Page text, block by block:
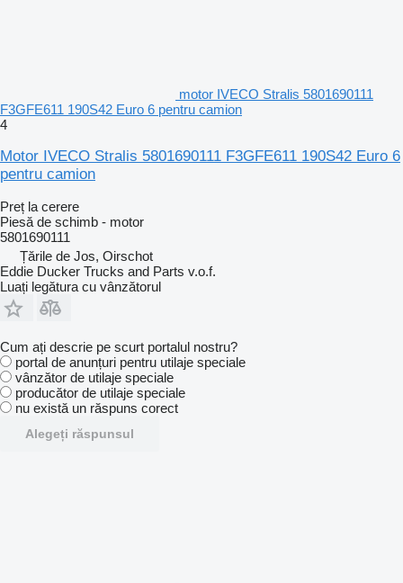
motor IVECO Stralis 5801690111
F3GFE611 190S42 Euro 6 pentru camion
4
Motor IVECO Stralis 5801690111 F3GFE611 190S42 Euro 6
pentru camion
Preț la cerere
Piesă de schimb - motor
5801690111
Țările de Jos, Oirschot
Eddie Ducker Trucks and Parts v.o.f.
Luați legătura cu vânzătorul
Cum ați descrie pe scurt portalul nostru?
portal de anunțuri pentru utilaje speciale
vânzător de utilaje speciale
producător de utilaje speciale
nu există un răspuns corect
Alegeți răspunsul